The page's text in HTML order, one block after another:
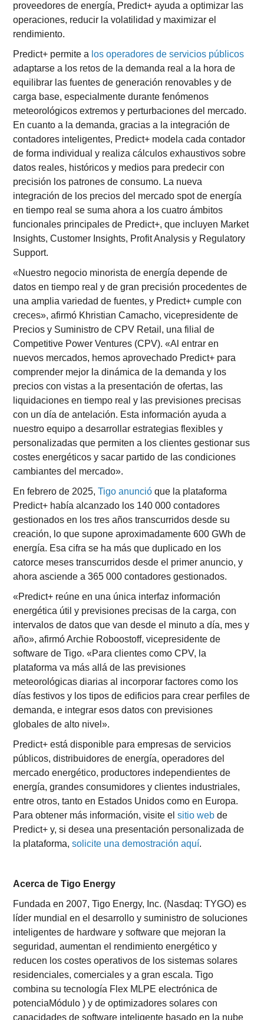
proveedores de energía, Predict+ ayuda a optimizar las
operaciones, reducir la volatilidad y maximizar el
rendimiento.
Predict+ permite a los operadores de servicios públicos
adaptarse a los retos de la demanda real a la hora de
equilibrar las fuentes de generación renovables y de
carga base, especialmente durante fenómenos
meteorológicos extremos y perturbaciones del mercado.
En cuanto a la demanda, gracias a la integración de
contadores inteligentes, Predict+ modela cada contador
de forma individual y realiza cálculos exhaustivos sobre
datos reales, históricos y medios para predecir con
precisión los patrones de consumo. La nueva
integración de los precios del mercado spot de energía
en tiempo real se suma ahora a los cuatro ámbitos
funcionales principales de Predict+, que incluyen Market
Insights, Customer Insights, Profit Analysis y Regulatory
Support.
«Nuestro negocio minorista de energía depende de
datos en tiempo real y de gran precisión procedentes de
una amplia variedad de fuentes, y Predict+ cumple con
creces», afirmó Khristian Camacho, vicepresidente de
Precios y Suministro de CPV Retail, una filial de
Competitive Power Ventures (CPV). «Al entrar en
nuevos mercados, hemos aprovechado Predict+ para
comprender mejor la dinámica de la demanda y los
precios con vistas a la presentación de ofertas, las
liquidaciones en tiempo real y las previsiones precisas
con un día de antelación. Esta información ayuda a
nuestro equipo a desarrollar estrategias flexibles y
personalizadas que permiten a los clientes gestionar sus
costes energéticos y sacar partido de las condiciones
cambiantes del mercado».
En febrero de 2025,Tigo anunció que la plataforma
Predict+ había alcanzado los 140 000 contadores
gestionados en los tres años transcurridos desde su
creación, lo que supone aproximadamente 600 GWh de
energía. Esa cifra se ha más que duplicado en los
catorce meses transcurridos desde el primer anuncio, y
ahora asciende a 365 000 contadores gestionados.
«Predict+ reúne en una única interfaz información
energética útil y previsiones precisas de la carga, con
intervalos de datos que van desde el minuto a día, mes y
año», afirmó Archie Roboostoff, vicepresidente de
software de Tigo. «Para clientes como CPV, la
plataforma va más allá de las previsiones
meteorológicas diarias al incorporar factores como los
días festivos y los tipos de edificios para crear perfiles de
demanda, e integrar esos datos con previsiones
globales de alto nivel».
Predict+ está disponible para empresas de servicios
públicos, distribuidores de energía, operadores del
mercado energético, productores independientes de
energía, grandes consumidores y clientes industriales,
entre otros, tanto en Estados Unidos como en Europa.
Para obtener más información, visite elsitio web de
Predict+ y, si desea una presentación personalizada de
la plataforma,solicite una demostración aquí.
Acerca de Tigo Energy
Fundada en 2007, Tigo Energy, Inc. (Nasdaq: TYGO) es
líder mundial en el desarrollo y suministro de soluciones
inteligentes de hardware y software que mejoran la
seguridad, aumentan el rendimiento energético y
reducen los costes operativos de los sistemas solares
residenciales, comerciales y a gran escala. Tigo
combina su tecnología Flex MLPE electrónica de
potenciaMódulo ) y de optimizadores solares con
capacidades de software inteligente basado en la nube